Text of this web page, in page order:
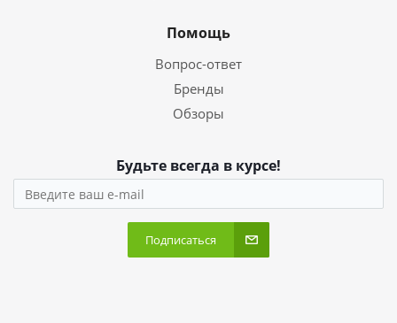
Помощь
Вопрос-ответ
Бренды
Обзоры
Будьте всегда в курсе!
Подписаться